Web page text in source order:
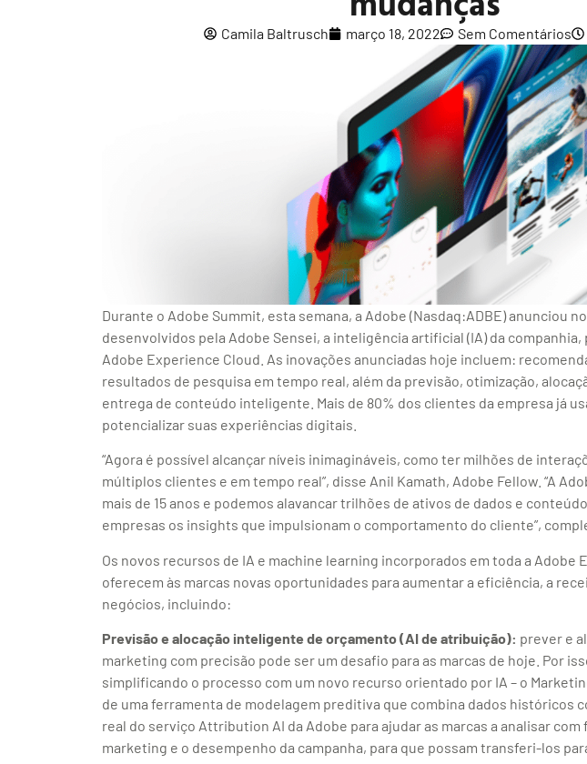
Camila Baltrusch março 18, 2022 Sem Comentários
Durante o Adobe Summit, esta semana, a Adobe (Nasdaq:ADBE) anunciou
desenvolvidos pela Adobe Sensei, a inteligência artificial (IA) da companhia,
Adobe Experience Cloud. As inovações anunciadas hoje incluem:
resultados de pesquisa em tempo real, além da previsão, otimização,
entrega de conteúdo inteligente. Mais de 80% dos clientes da empresa já
potencializar suas experiências digitais.
“Agora é possível alcançar níveis inimagináveis, como ter milhões de
múltiplos clientes e em tempo real”, disse Anil Kamath, Adobe Fellow. “A
mais de 15 anos e podemos alavancar trilhões de ativos de dados e
empresas os insights que impulsionam o comportamento do cliente”,
Os novos recursos de IA e machine learning incorporados em toda a Adobe
oferecem às marcas novas oportunidades para aumentar a eficiência, a
negócios, incluindo:
Previsão e alocação inteligente de orçamento (AI de atribuição): prever e
marketing com precisão pode ser um desafio para as marcas de hoje. Por
simplificando o processo com um novo recurso orientado por IA – o
de uma ferramenta de modelagem preditiva que combina dados históricos
real do serviço Attribution AI da Adobe para ajudar as marcas a analisar
marketing e o desempenho da campanha, para que possam transferi-los